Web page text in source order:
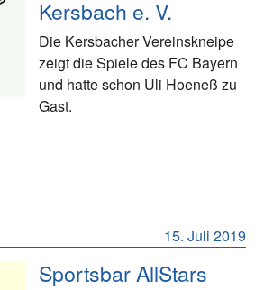
Kersbach e. V.
Die Kersbacher Vereinskneipe
zeigt die Spiele des FC Bayern
und hatte schon Uli Hoeneß zu
Gast.
15. Juli 2019
Sportsbar AllStars